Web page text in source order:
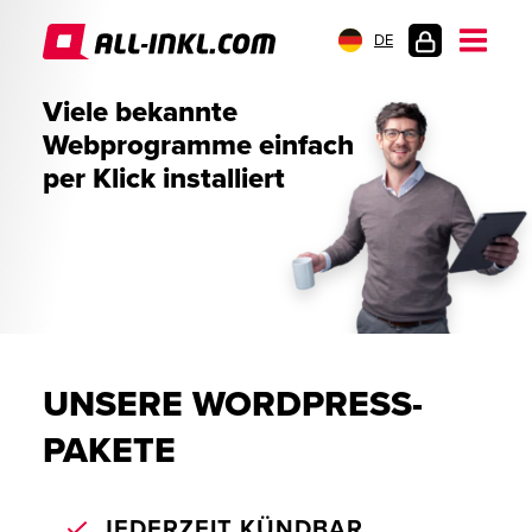
DE
Viele bekannte
Webprogramme einfach
per Klick installiert
UNSERE WORDPRESS-
PAKETE